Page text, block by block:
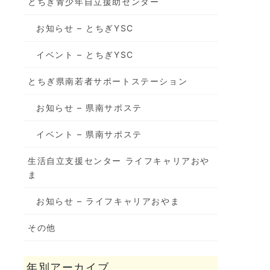
お知らせ – とちぎYSC
イベント – とちぎYSC
とちぎ県南若者サポートステーション
お知らせ – 県南サポステ
イベント – 県南サポステ
生活自立支援センター ライフキャリアおや
ま
お知らせ – ライフキャリアおやま
その他
年別アーカイブ